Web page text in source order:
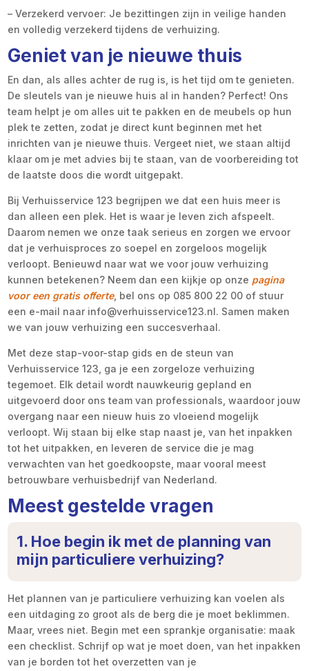
– Verzekerd vervoer: Je bezittingen zijn in veilige handen
en volledig verzekerd tijdens de verhuizing.
Geniet van je nieuwe thuis
En dan, als alles achter de rug is, is het tijd om te genieten.
De sleutels van je nieuwe huis al in handen? Perfect! Ons
team helpt je om alles uit te pakken en de meubels op hun
plek te zetten, zodat je direct kunt beginnen met het
inrichten van je nieuwe thuis. Vergeet niet, we staan altijd
klaar om je met advies bij te staan, van de voorbereiding tot
de laatste doos die wordt uitgepakt.
Bij Verhuisservice 123 begrijpen we dat een huis meer is
dan alleen een plek. Het is waar je leven zich afspeelt.
Daarom nemen we onze taak serieus en zorgen we ervoor
dat je verhuisproces zo soepel en zorgeloos mogelijk
verloopt. Benieuwd naar wat we voor jouw verhuizing
kunnen betekenen? Neem dan een kijkje op onze pagina
voor een gratis offerte, bel ons op 085 800 22 00 of stuur
een e-mail naar info@verhuisservice123.nl. Samen maken
we van jouw verhuizing een succesverhaal.
Met deze stap-voor-stap gids en de steun van
Verhuisservice 123, ga je een zorgeloze verhuizing
tegemoet. Elk detail wordt nauwkeurig gepland en
uitgevoerd door ons team van professionals, waardoor jouw
overgang naar een nieuw huis zo vloeiend mogelijk
verloopt. Wij staan bij elke stap naast je, van het inpakken
tot het uitpakken, en leveren de service die je mag
verwachten van het goedkoopste, maar vooral meest
betrouwbare verhuisbedrijf van Nederland.
Meest gestelde vragen
1. Hoe begin ik met de planning van
mijn particuliere verhuizing?
Het plannen van je particuliere verhuizing kan voelen als
een uitdaging zo groot als de berg die je moet beklimmen.
Maar, vrees niet. Begin met een sprankje organisatie: maak
een checklist. Schrijf op wat je moet doen, van het inpakken
van je borden tot het overzetten van je